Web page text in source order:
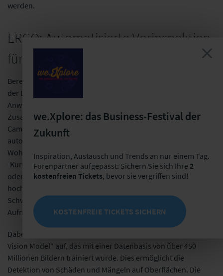
werden.
ERGO: Automatisierte Vorinspektion
für Kfz und Wohngebäude
Bereits seit 2017 setzt die ERGO auf die Möglichkeiten von KI in
der Digitalisierung und hat konzernweit über 100 KI-
Anwendungen integriert. Ein Beispiel dafür ist die
Zusammenarbeit zwischen ERGO und dem indischen Scale-up
CamCom Technologies: Hier wurde eine Anwendung zur
automatisierten Vorinspektion im Bereich der Kfz- und
Wohngebäudeversicherung entwickelt. ERGO-Kundinnen und
-Kunden können mit ihrem Smartphone Fotos von Fahrzeug
oder Gebäude aufnehmen und direkt über eine Web-App
hochladen. Die KI erkennt automatisch Position, Art und
Schwere vorhandener Schäden und prüft die Authentizität der
Aufnahmen.
Dabei baut die Technologie laut der ERGO auf einem „Large
Vision Model“ auf, das mit einer Datenbasis von über 450
Millionen Bildern trainiert wurde. Dies ermöglicht die
Detektion von Schäden und Mängeln auf Oberflächen. Die
we.Xplore: das Business-Festival der
Zukunft
Inspiration, Austausch und Trends an nur einem Tag.
Forenpartner aufgepasst: Sichern Sie sich Ihre 2
kostenfreien Tickets, bevor sie vergriffen sind!
KOSTENFREIE TICKETS SICHERN